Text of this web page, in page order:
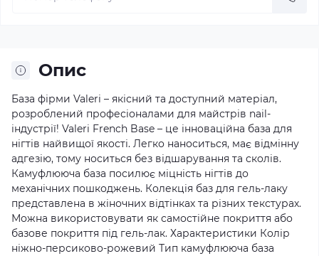
Опис
База фірми Valeri – якісний та доступний матеріал,
розроблений професіоналами для майстрів nail-
індустрії! Valeri French Base – це інноваційна база для
нігтів найвищої якості. Легко наноситься, має відмінну
адгезію, тому носиться без відшарування та сколів.
Камуфлююча база посилює міцність нігтів до
механічних пошкоджень. Колекція баз для гель-лаку
представлена в жіночних відтінках та різних текстурах.
Можна використовувати як самостійне покриття або
базове покриття під гель-лак. Характеристики Колір
ніжно-персиково-рожевий Тип камуфлююча база